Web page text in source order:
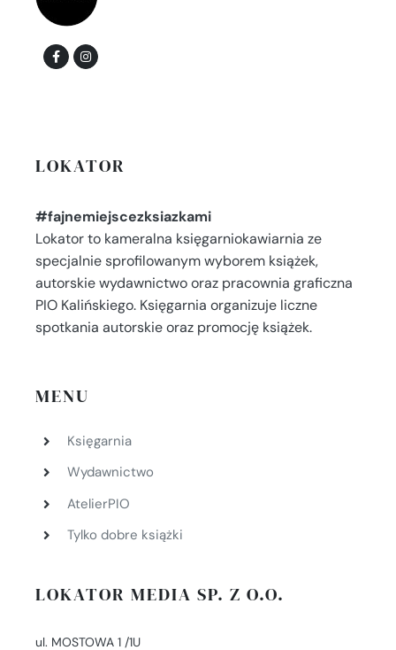
LOKATOR
#fajnemiejscezksiazkami
Lokator to kameralna księgarniokawiarnia ze
specjalnie sprofilowanym wyborem książek,
autorskie wydawnictwo oraz pracownia graficzna
PIO Kalińskiego. Księgarnia organizuje liczne
spotkania autorskie oraz promocję książek.
MENU
Księgarnia
Wydawnictwo
AtelierPIO
Tylko dobre książki
LOKATOR MEDIA SP. Z O.O.
ul. MOSTOWA 1 /1U